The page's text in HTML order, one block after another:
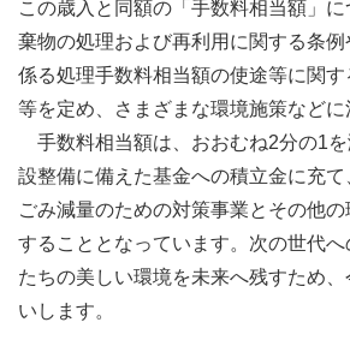
この歳入と同額の「手数料相当額」
棄物の処理および再利用に関する条
係る処理手数料相当額の使途等に関
等を定め、さまざまな環境施策などに
手数料相当額は、おおむね2分の1
設整備に備えた基金への積立金に充
ごみ減量のための対策事業とその他
することとなっています。次の世代
たちの美しい環境を未来へ残すため
いします。